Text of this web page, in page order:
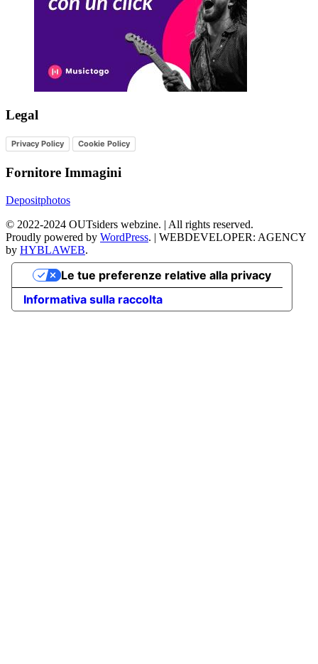
Legal
Privacy Policy Cookie Policy
Fornitore Immagini
Depositphotos
© 2022-2024 OUTsiders webzine. | All rights reserved.
Proudly powered by WordPress. | WEBDEVELOPER: AGENCY
by HYBLAWEB.
Informativa sulla raccolta
Le tue preferenze relative alla privacy